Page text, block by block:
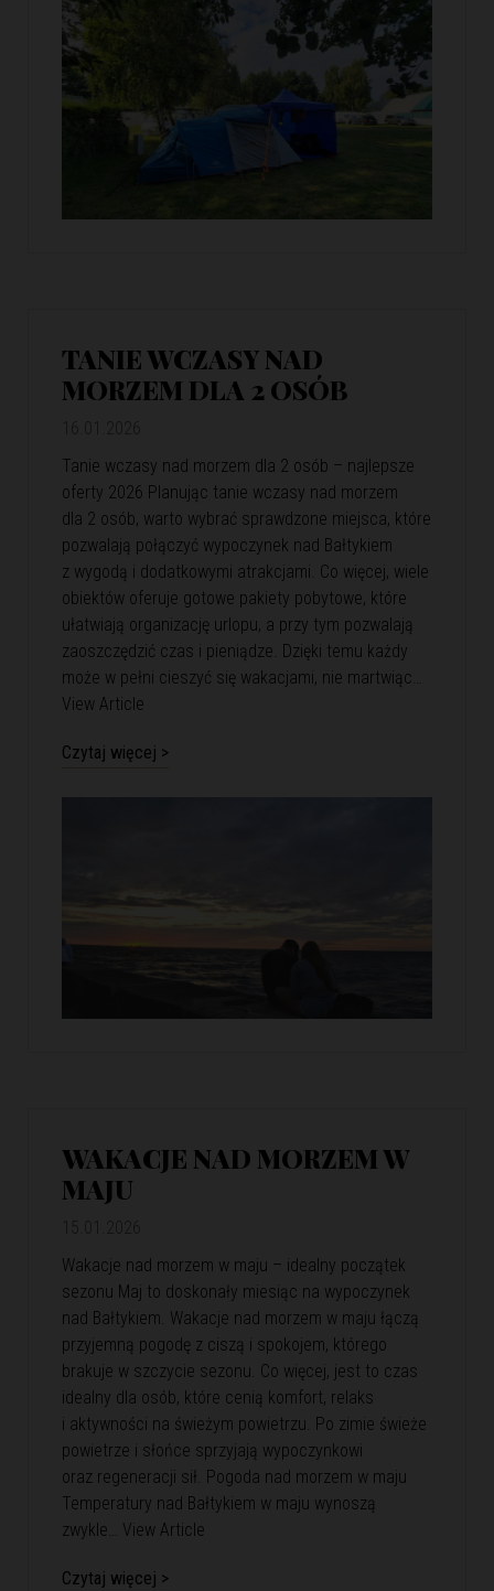
TANIE WCZASY NAD
MORZEM DLA 2 OSÓB
Tanie wczasy nad morzem dla 2 osób – najlepsze
oferty 2026 Planując tanie wczasy nad morzem
dla 2 osób, warto wybrać sprawdzone miejsca, które
pozwalają połączyć wypoczynek nad Bałtykiem
z wygodą i dodatkowymi atrakcjami. Co więcej, wiele
obiektów oferuje gotowe pakiety pobytowe, które
ułatwiają organizację urlopu, a przy tym pozwalają
zaoszczędzić czas i pieniądze. Dzięki temu każdy
może w pełni cieszyć się wakacjami, nie martwiąc…
View Article
Czytaj więcej >
WAKACJE NAD MORZEM W
MAJU
Wakacje nad morzem w maju – idealny początek
sezonu Maj to doskonały miesiąc na wypoczynek
nad Bałtykiem. Wakacje nad morzem w maju łączą
przyjemną pogodę z ciszą i spokojem, którego
brakuje w szczycie sezonu. Co więcej, jest to czas
idealny dla osób, które cenią komfort, relaks
i aktywności na świeżym powietrzu. Po zimie świeże
powietrze i słońce sprzyjają wypoczynkowi
oraz regeneracji sił. Pogoda nad morzem w maju
Temperatury nad Bałtykiem w maju wynoszą
zwykle… View Article
Czytaj więcej >